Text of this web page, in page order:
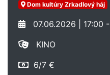
Dom kultúry Zrkadlový háj
07.06.2026 | 17:00
KINO
6/7 €